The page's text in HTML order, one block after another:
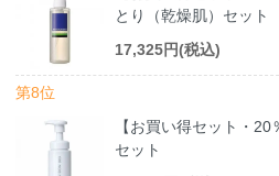
とり（乾燥肌）セット
17,325円(税込)
第8位
【お買い得セット・
セット